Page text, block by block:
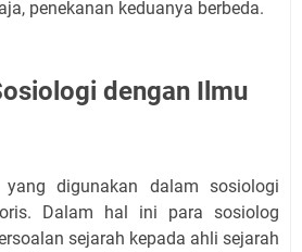
penekanan keduanya berbeda.
dengan Ilmu
digunakan dalam sosiologi
Dalam hal ini para sosiolog
sejarah kepada ahli sejarah